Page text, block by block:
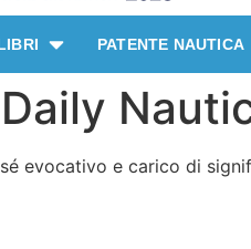
PATENTE NAUTICA
evocativo e carico di